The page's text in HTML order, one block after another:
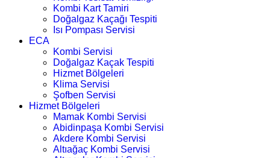
Kombi Kart Tamiri
Doğalgaz Kaçağı Tespiti
Isı Pompası Servisi
ECA
Kombi Servisi
Doğalgaz Kaçak Tespiti
Hizmet Bölgeleri
Klima Servisi
Şofben Servisi
Hizmet Bölgeleri
Mamak Kombi Servisi
Abidinpaşa Kombi Servisi
Akdere Kombi Servisi
Altıağaç Kombi Servisi